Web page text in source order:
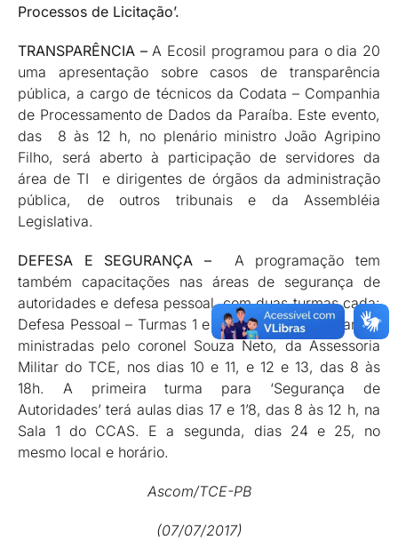
Processos de Licitação’.
TRANSPARÊNCIA – A Ecosil programou para o dia 20
uma apresentação sobre casos de transparência
pública, a cargo de técnicos da Codata – Companhia
de Processamento de Dados da Paraíba. Este evento,
das 8 às 12 h, no plenário ministro João Agripino
Filho, será aberto à participação de servidores da
área de TI e dirigentes de órgãos da administração
pública, de outros tribunais e da Assembléia
Legislativa.
DEFESA E SEGURANÇA – A programação tem
também capacitações nas áreas de segurança de
autoridades e defesa pessoal, com duas turmas cada:
Defesa Pessoal – Turmas 1 e 2-, com aulas de campo
ministradas pelo coronel Souza Neto, da Assessoria
Militar do TCE, nos dias 10 e 11, e 12 e 13, das 8 às
18h. A primeira turma para ‘Segurança de
Autoridades’ terá aulas dias 17 e 1’8, das 8 às 12 h, na
Sala 1 do CCAS. E a segunda, dias 24 e 25, no
mesmo local e horário.
Ascom/TCE-PB
(07/07/2017)